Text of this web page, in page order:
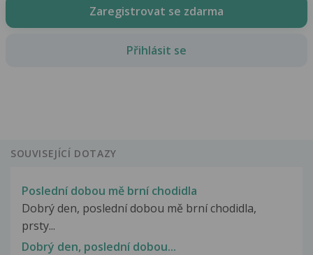
Zaregistrovat se zdarma
Přihlásit se
SOUVISEJÍCÍ DOTAZY
Poslední dobou mě brní chodidla
Dobrý den, poslední dobou mě brní chodidla,
prsty...
Dobrý den, poslední dobou...